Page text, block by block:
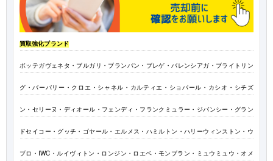
買取強化ブランド
ボッテガヴェネタ・ブルガリ・ブランパン・ブレゲ・バレンシアガ・ブライトリン
グ・バーバリー・クロエ・シャネル・カルティエ・ショパール・カシオ・シチズ
ン・セリーヌ・ディオール・フェンディ・フランクミュラー・ジバンシー・グラン
ドセイコー・グッチ・ゴヤール・エルメス・ハミルトン・ハリーウィンストン・ウ
ブロ・IWC・ルイヴィトン・ロンジン・ロエベ・モンブラン・ミュウミュウ・オメ